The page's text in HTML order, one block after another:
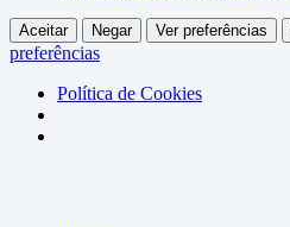
Aceitar Negar Ver preferências
preferências
Política de Cookies